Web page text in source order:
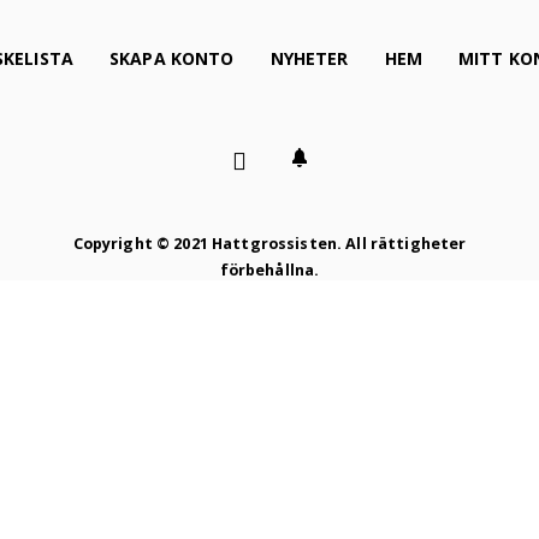
SKAPA KONTO NYHETER HEM MITT
Copyright © 2021 Hattgrossisten. All rättigheter
förbehållna.